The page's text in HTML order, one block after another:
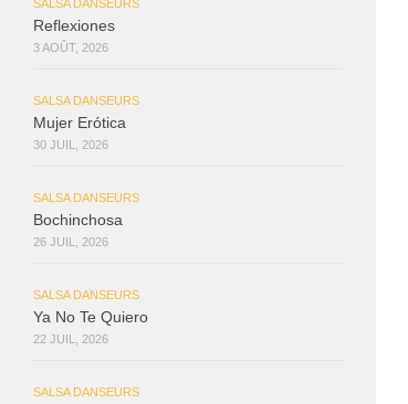
SALSA DANSEURS
Reflexiones
3 AOÛT, 2026
SALSA DANSEURS
Mujer Erótica
30 JUIL, 2026
SALSA DANSEURS
Bochinchosa
26 JUIL, 2026
SALSA DANSEURS
Ya No Te Quiero
22 JUIL, 2026
SALSA DANSEURS